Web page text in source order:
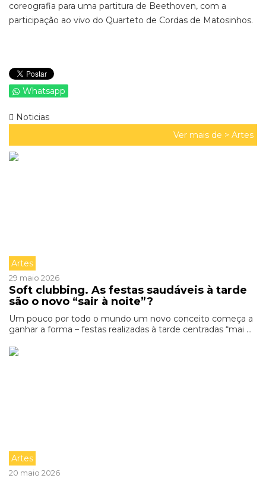
coreografia para uma partitura de Beethoven, com a
participação ao vivo do Quarteto de Cordas de Matosinhos.
Whatsapp
Noticias
Ver mais de > Artes
Artes
29 maio 2026
Soft clubbing. As festas saudáveis à tarde
são o novo “sair à noite”?
Um pouco por todo o mundo um novo conceito começa a
ganhar a forma – festas realizadas à tarde centradas “mai ...
Artes
20 maio 2026